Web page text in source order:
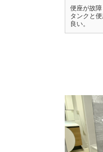
便座が故障
タンクと
良い。